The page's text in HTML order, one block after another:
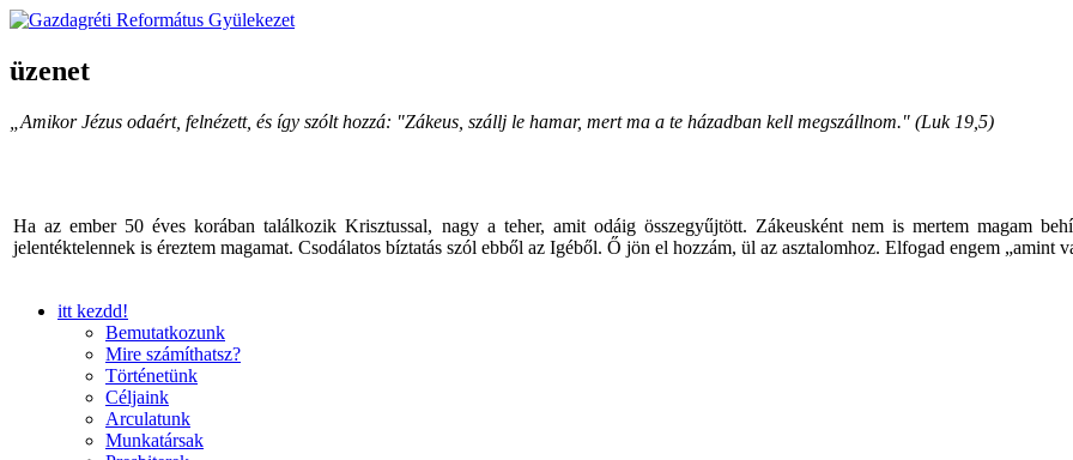
üzenet
„Amikor Jézus odaért, felnézett, és így szólt hozzá: "Zákeus, szállj le hamar, mert ma a te házadban kell megszállnom." (Luk 19,5)
Ha az ember 50 éves korában találkozik Krisztussal, nagy a teher, amit odáig összegyűjtött. Zákeusként nem is mertem magam
jelentéktelennek is éreztem magamat. Csodálatos bíztatás szól ebből az Igéből. Ő jön el hozzám, ül az asztalomhoz. Elfogad engem „amint
itt kezdd!
Bemutatkozunk
Mire számíthatsz?
Történetünk
Céljaink
Arculatunk
Munkatársak